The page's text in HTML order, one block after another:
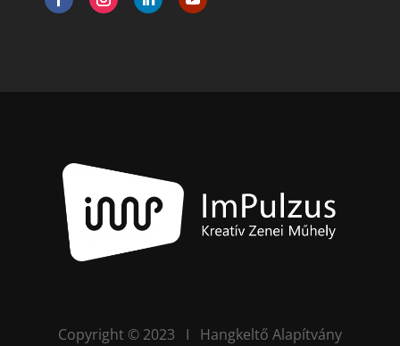
Copyright © 2023 I Hangkeltő Alapítvány